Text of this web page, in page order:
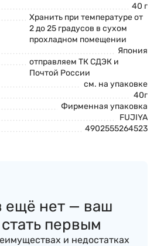
40 г
Хранить при температуре от
2 до 25 градусов в сухом
прохладном помещении
Япония
отправляем ТК СДЭК и
Почтой России
см. на упаковке
40г
Фирменная упаковка
FUJIYA
4902555264523
ещё нет — ваш
первым
и недостатках